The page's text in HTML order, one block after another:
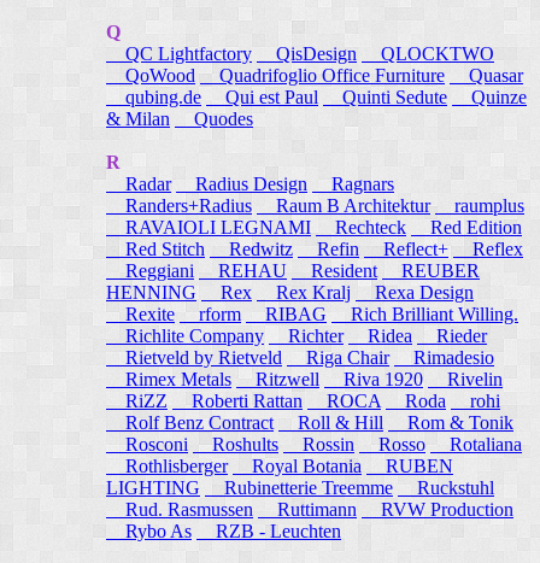
Q
QC Lightfactory
QisDesign
QLOCKTWO
QoWood Quadrifoglio Office Furniture
Quasar
qubing.de
Qui est Paul Quinti Sedute
Quinze
& Milan
Quodes
R
Radar
Radius Design
Ragnars
Randers+Radius
Raum B Architektur raumplus
RAVAIOLI LEGNAMI
Rechteck
Red Edition
Red Stitch
Redwitz Refin Reflect+
Reflex
Reggiani
REHAU Resident
REUBER
HENNING
Rex Rex Kralj
Rexa Design
Rexite
rform RIBAG
Rich Brilliant Willing.
Richlite Company
Richter Ridea
Rieder
Rietveld by Rietveld
Riga Chair
Rimadesio
Rimex Metals
Ritzwell Riva 1920
Rivelin
RiZZ
Roberti Rattan ROCA Roda
rohi
Rolf Benz Contract
Roll & Hill
Rom & Tonik
Rosconi Roshults Rossin Rosso
Rotaliana
Rothlisberger
Royal Botania
RUBEN
LIGHTING
Rubinetterie Treemme
Ruckstuhl
Rud. Rasmussen
Ruttimann
RVW Production
Rybo As
RZB - Leuchten